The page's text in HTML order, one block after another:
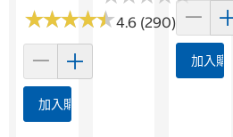
★★★★★
★★★★★4.6 (290)
加入購物車
加入購